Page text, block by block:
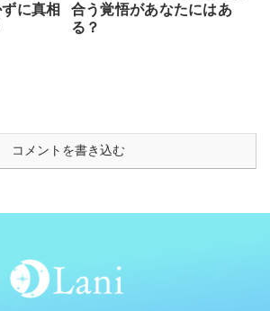
に真相
合う覚悟があなたにはあ
る？
コメントを書き込む